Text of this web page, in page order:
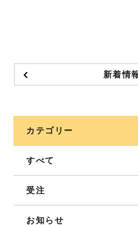
新着情
カテゴリー
すべて
受注
お知らせ